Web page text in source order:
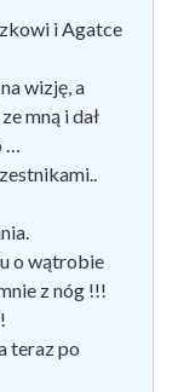
i Agatce
wizję, a
mną i dał
…
o wątrobie
z nóg !!!
teraz po